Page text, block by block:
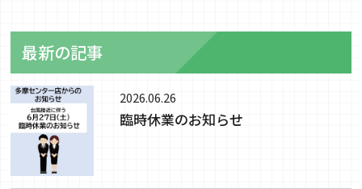
最新の記事
2026.06.26
臨時休業のお知らせ